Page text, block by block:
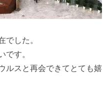
でした。
です。
ルスと再会できてとても嬉